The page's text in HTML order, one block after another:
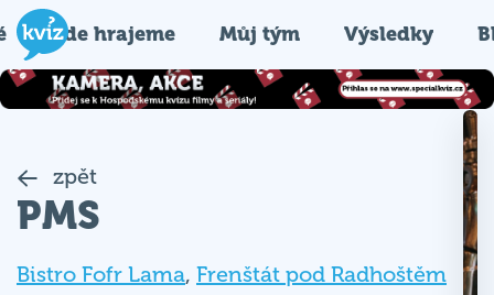
Kde hrajeme Můj tým Výsledky
zpět
PMS
Bistro Fofr Lama, Frenštát pod Radhoštěm